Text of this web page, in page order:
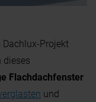
Dachlux-Projekt
dieses
Flachdachfenster
und